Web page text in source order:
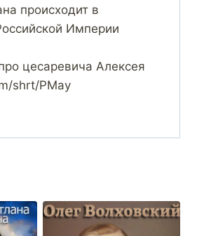
происходит в
Империи
цесаревича Алексея
shrt/PMay